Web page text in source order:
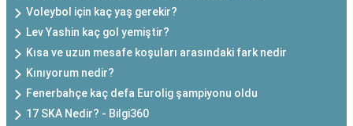
Voleybol için kaç yaş gerekir?
Lev Yashin kaç gol yemiştir?
Kısa ve uzun mesafe koşuları arasındaki fark nedir
Kınıyorum nedir?
Fenerbahçe kaç defa Eurolig şampiyonu oldu
17 SKA Nedir? - Bilgi360